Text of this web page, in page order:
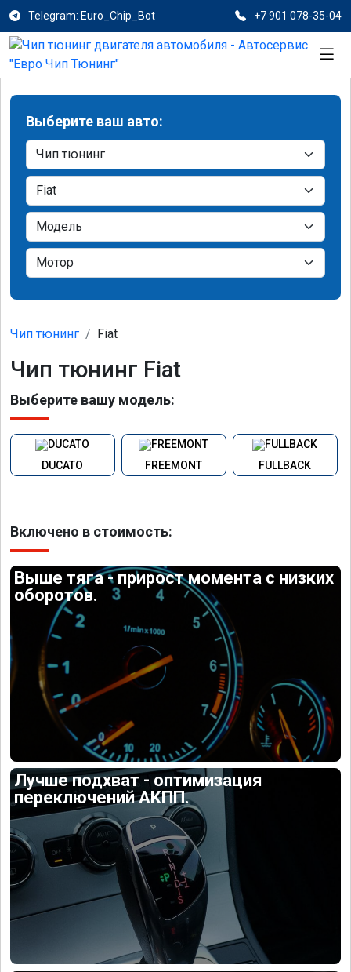
Telegram: Euro_Chip_Bot +7 901 078-35-04
Выберите ваш авто:
Чип тюнинг Fiat
Чип тюнинг Fiat
Выберите вашу модель:
DUCATO FREEMONT FULLBACK
Включено в стоимость:
Выше тяга - прирост момента с низких
оборотов.
Лучше подхват - оптимизация
переключений АКПП.